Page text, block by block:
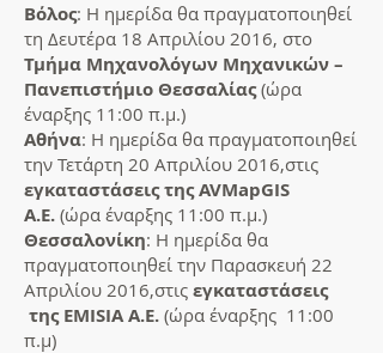
Βόλος: Η ημερίδα θα πραγματοποιηθεί
τη Δευτέρα 18 Απριλίου 2016, στο
Τμήμα Μηχανολόγων Μηχανικών –
Πανεπιστήμιο Θεσσαλίας(ώρα
έναρξης 11:00 π.μ.)
Αθήνα: Η ημερίδα θα πραγματοποιηθεί
την Τετάρτη 20 Απριλίου 2016,στις
εγκαταστάσεις της AVMapGIS
A.E. (ώρα έναρξης 11:00 π.μ.)
Θεσσαλονίκη: Η ημερίδα θα
πραγματοποιηθεί την Παρασκευή 22
Απριλίου 2016,στις εγκαταστάσεις
της EMISIA A.E. (ώρα έναρξης 11:00
π.μ)